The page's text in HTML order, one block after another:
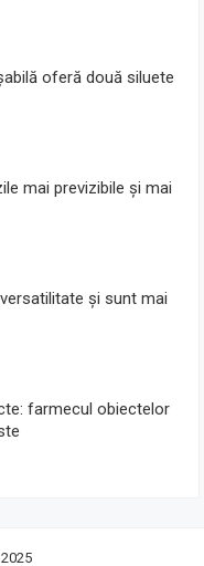
oferă două siluete
mai previzibile și mai
și sunt mai
farmecul obiectelor